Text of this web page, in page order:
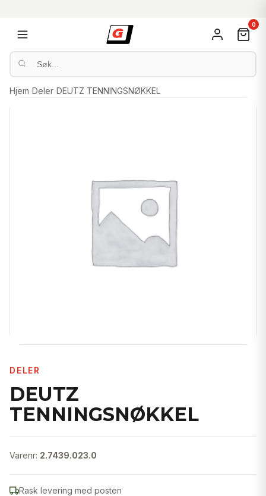
0
Hjem›Deler›DEUTZ TENNINGSNØKKEL
DELER
DEUTZ
TENNINGSNØKKEL
Varenr: 2.7439.023.0
Rask levering med posten